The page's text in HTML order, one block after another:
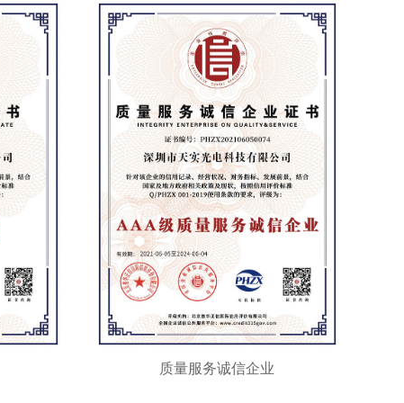
质量服务诚信企业